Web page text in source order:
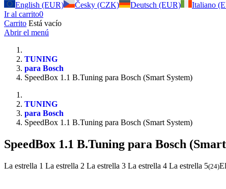
English (EUR)
Česky (CZK) Deutsch (EUR) Italiano
Ir al carrito0
Carrito Está vacío
Abrir el menú
TUNING
para Bosch
SpeedBox 1.1 B.Tuning para Bosch (Smart System)
TUNING
para Bosch
SpeedBox 1.1 B.Tuning para Bosch (Smart System)
SpeedBox 1.1 B.Tuning para Bosch
La estrella 1 La estrella 2 La estrella 3 La estrella 4 La estrella 5(24)